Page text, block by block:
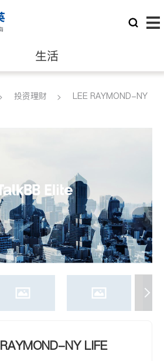
生活
律师
非盈利组织
投资理财
LEE RAYMOND-NY
LEE RAYMOND-NY LIFE